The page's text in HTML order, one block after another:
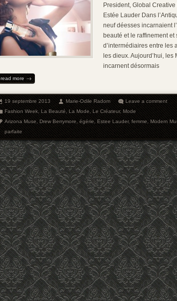
President, Global Creative
Estée Lauder Dans
neuf déesses incarnaient
beauté et le raffinement et
d’intermédiaires entre les
les dieux. Aujourd’hui, les
incarnent désormais
read more
19 septembre 2013 Marie-Odile Radom
Leave a comment
Fashion Week,La Beauté,La Mode,Le Créateur,Mode
Arizona Muse,Drew Berrymore,égérie,Estee Lauder,femme,Modern
parfaite